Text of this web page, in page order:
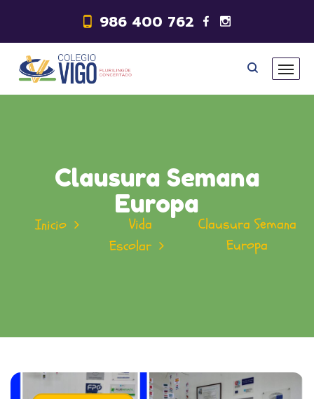
986 400 762
Clausura Semana
Europa
Inicio
Vida
Escolar
Clausura Semana
Europa